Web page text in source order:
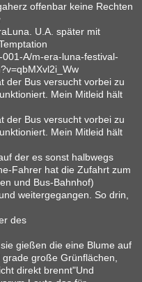
offenbar keine Rechten
U.A. später mit
A/m-era-luna-festival-
der Bus versucht vorbei zu
Mein Mitleid hält
der Bus versucht vorbei zu
Mein Mitleid hält
der es sonst halbwegs
Fahrer hat die Zufahrt zum
und Bus-Bahnhof)
weitergegangen. So drin,
des
gießen die eine Blume auf
große Grünflächen,
direkt brennt"Und